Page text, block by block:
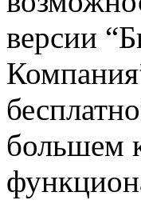
версии
большем